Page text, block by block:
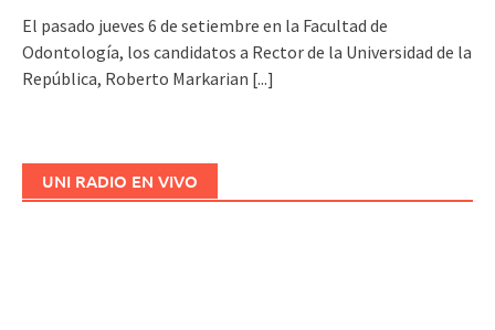
El pasado jueves 6 de setiembre en la Facultad de
Odontología, los candidatos a Rector de la Universidad de la
República, Roberto Markarian [...]
UNI RADIO EN VIVO